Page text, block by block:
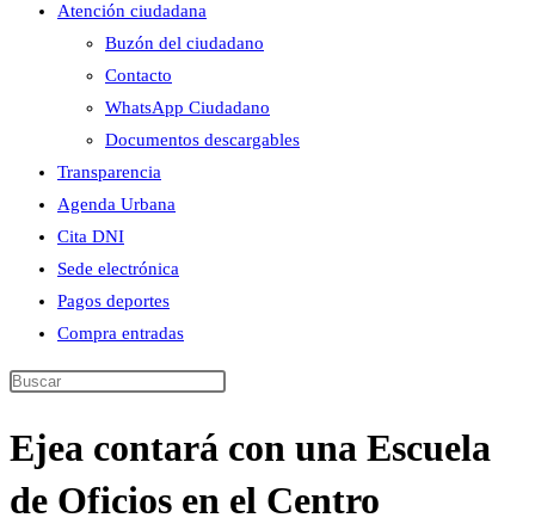
Atención ciudadana
Buzón del ciudadano
Contacto
WhatsApp Ciudadano
Documentos descargables
Transparencia
Agenda Urbana
Cita DNI
Sede electrónica
Pagos deportes
Compra entradas
Buscar
esta
web
Ejea contará con una Escuela
de Oficios en el Centro